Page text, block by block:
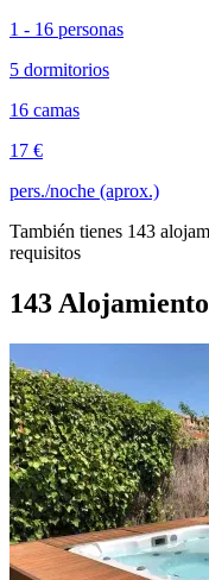
1 - 16 personas
5 dormitorios
16 camas
17 €
pers./noche (aprox.)
También tienes 143
requisitos
143